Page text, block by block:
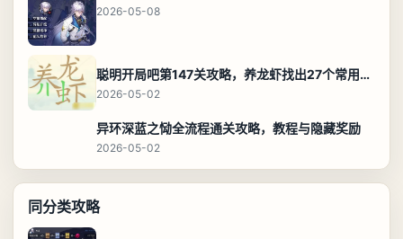
2026-05-08
聪明开局吧第147关攻略，养龙虾找出27个常用字通关答案
2026-05-02
异环深蓝之恸全流程通关攻略，教程与隐藏奖励
2026-05-02
同分类攻略